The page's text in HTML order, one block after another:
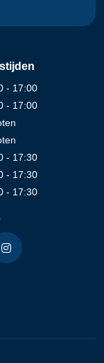
- 17:00
- 17:00
- 17:30
- 17:30
- 17:30